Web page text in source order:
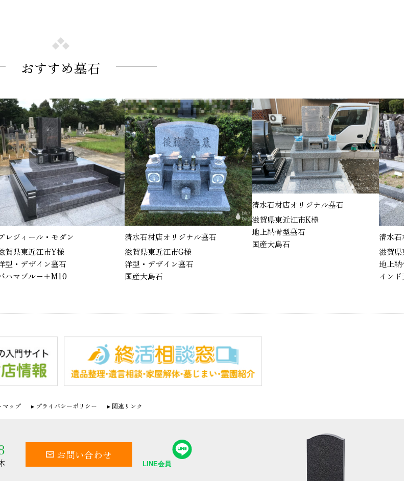
おすすめ墓石
レジィール・モダン
賀県東近江市Y様
型・デザイン墓石
ハマブルー＋M10
清水石材店オリジナル墓石
滋賀県東近江市G様
洋型・デザイン墓石
国産大島石
清水石材店オリジナル墓石
滋賀県東近江市K様
地上納骨型墓石
国産大島石
清水石
滋賀県
地上納
インド
マップ プライバシーポリシー 関連リンク
お問い合わせ